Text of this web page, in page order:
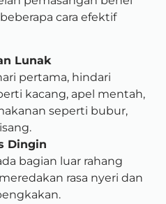
cara efektif
Lunak
pertama, hindari
kacang, apel mentah,
seperti bubur,
Dingin
bagian luar rahang
rasa nyeri dan